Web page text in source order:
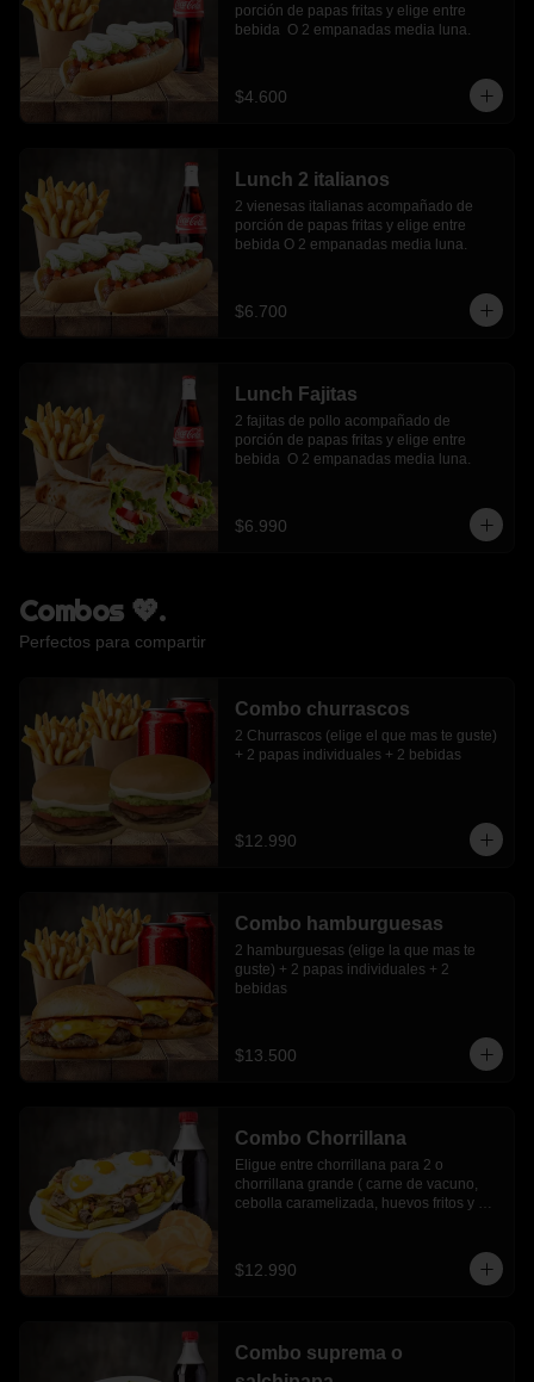
porción de papas fritas y elige entre
bebida  O 2 empanadas media luna.
$4.600
Lunch 2 italianos
2 vienesas italianas acompañado de
porción de papas fritas y elige entre
bebida O 2 empanadas media luna.
$6.700
Lunch Fajitas
2 fajitas de pollo acompañado de
porción de papas fritas y elige entre
bebida  O 2 empanadas media luna.
$6.990
Combos 💖.
Perfectos para compartir
Combo churrascos
2 Churrascos (elige el que mas te guste)
+ 2 papas individuales + 2 bebidas
$12.990
Combo hamburguesas
2 hamburguesas (elige la que mas te
guste) + 2 papas individuales + 2
bebidas
$13.500
Combo Chorrillana
Eligue entre chorrillana para 2 o
chorrillana grande ( carne de vacuno,
cebolla caramelizada, huevos fritos y
$12.990
Combo suprema o